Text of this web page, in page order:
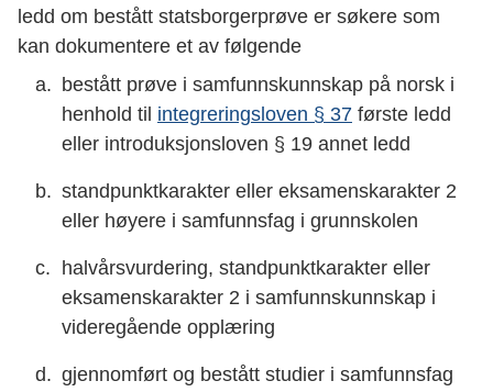
ledd om bestått statsborgerprøve er søkere som
kan dokumentere et av følgende
bestått prøve i samfunnskunnskap på norsk i
henhold til integreringsloven § 37 første ledd
eller introduksjonsloven § 19 annet ledd
standpunktkarakter eller eksamenskarakter 2
eller høyere i samfunnsfag i grunnskolen
halvårsvurdering, standpunktkarakter eller
eksamenskarakter 2 i samfunnskunnskap i
videregående opplæring
gjennomført og bestått studier i samfunnsfag